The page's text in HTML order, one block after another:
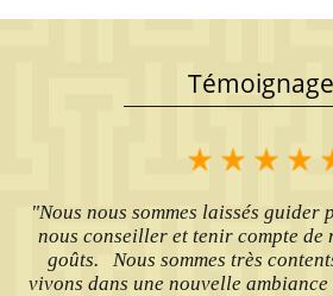
"Nous nous sommes laissés
nous conseiller et tenir compte de
goûts. Nous sommes très
vivons dans une nouvelle